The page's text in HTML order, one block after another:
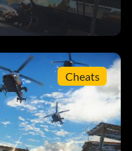
Cheats